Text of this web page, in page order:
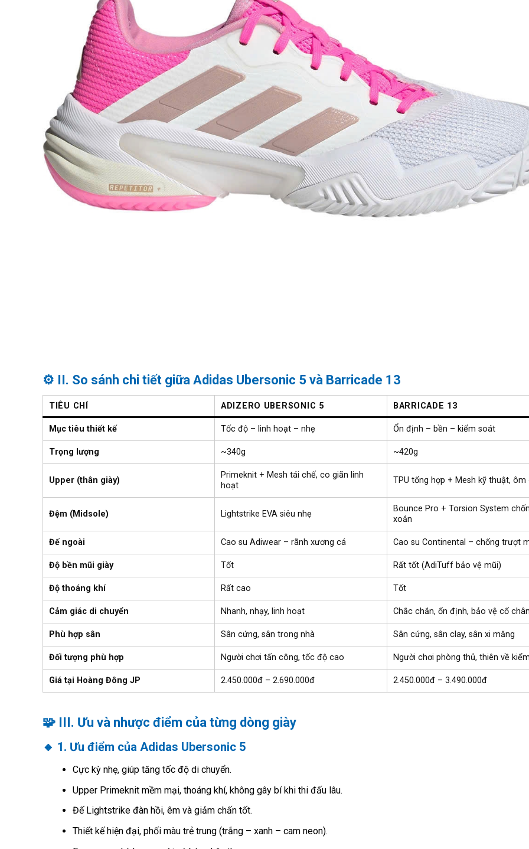
⚙️ II. So sánh chi tiết giữa Adidas Ubersonic 5 và Barricade 13
TIÊU CHÍ ADIZERO UBERSONIC 5 BARRICADE 13
Mục tiêu thiết kế Tốc độ – linh hoạt – nhẹ Ổn định – bền – kiểm soát
Trọng lượng ~340g ~420g
Upper (thân giày)
Primeknit + Mesh tái chế, co giãn linh
hoạt
TPU tổng hợp + Mesh kỹ thuật, ôm
Đệm (Midsole) Lightstrike EVA siêu nhẹ
Bounce Pro + Torsion System
xoắn
Đế ngoài Cao su Adiwear – rãnh xương cá Cao su Continental – chống trượt
Độ bền mũi giày Tốt Rất tốt (AdiTuff bảo vệ mũi)
Độ thoáng khí Rất cao Tốt
Cảm giác di chuyển Nhanh, nhạy, linh hoạt Chắc chắn, ổn định, bảo vệ cổ chân
Phù hợp sân Sân cứng, sân trong nhà Sân cứng, sân clay, sân xi măng
Đối tượng phù hợp Người chơi tấn công, tốc độ cao Người chơi phòng thủ, thiên về
Giá tại Hoàng Đông JP 2.450.000đ – 2.690.000đ 2.450.000đ – 3.490.000đ
🧩 III. Ưu và nhược điểm của từng dòng giày
🔸 1. Ưu điểm của Adidas Ubersonic 5
Cực kỳ nhẹ, giúp tăng tốc độ di chuyển.
Upper Primeknit mềm mại, thoáng khí, không gây bí khi thi đấu lâu.
Đế Lightstrike đàn hồi, êm và giảm chấn tốt.
Thiết kế hiện đại, phối màu trẻ trung (trắng – xanh – cam neon).